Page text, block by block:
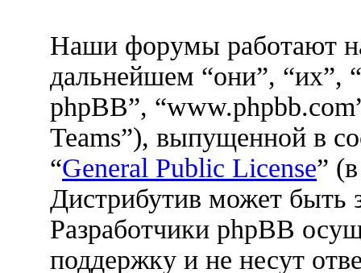
Наши форумы работают
дальнейшем “они”, “их”,
phpBB”,
Teams”), выпущенной в
“General Public License”
Дистрибутив может быть
Разработчики phpBB
поддержку и не несут